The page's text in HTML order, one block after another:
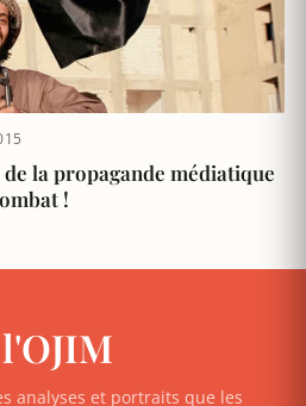
la propagande médiatique
!
analyses et portraits que les